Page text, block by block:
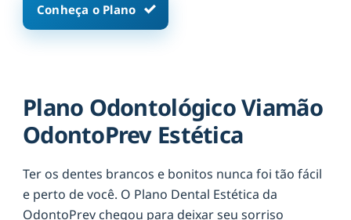
Conheça o Plano
Plano Odontológico Viamão
OdontoPrev Estética
Ter os dentes brancos e bonitos nunca foi tão fácil
e perto de você. O Plano Dental Estética da
OdontoPrev chegou para deixar seu sorriso